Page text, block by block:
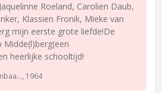
Roeland, Carolien Daub,
Klassien Fronik, Mieke van
mijn eerste grote liefde!De
Midde(l)berg(een
heerlijke schooltijd!
1964